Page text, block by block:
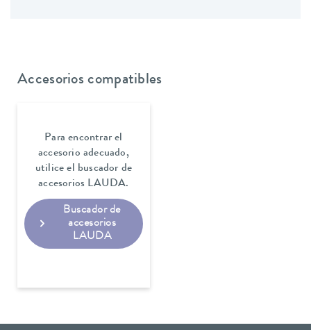
Accesorios compatibles
Para encontrar el
accesorio adecuado,
utilice el buscador de
accesorios LAUDA.
Buscador de
accesorios
LAUDA